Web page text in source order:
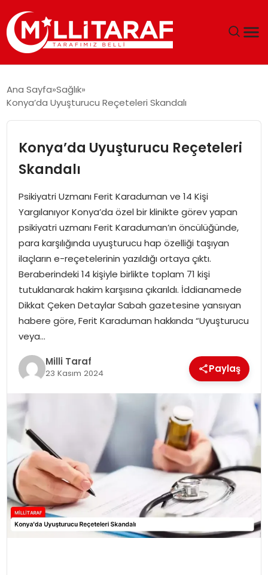
ÖZEL SAYFALAR
TEKNOLOJI
EKONOMI
SPOR
SIYASET
MAGAZIN
Ana Sayfa Sağlık
Konya’da Uyuşturucu Reçeteleri Skandalı
Konya’da Uyuşturucu Reçeteleri
Skandalı
Psikiyatri Uzmanı Ferit Karaduman ve 14 Kişi
Yargılanıyor Konya’da özel bir klinikte görev yapan
psikiyatri uzmanı Ferit Karaduman’ın öncülüğünde,
para karşılığında uyuşturucu hap özelliği taşıyan
ilaçların e-reçetelerinin yazıldığı ortaya çıktı.
Beraberindeki 14 kişiyle birlikte toplam 71 kişi
tutuklanarak hakim karşısına çıkarıldı. İddianamede
Dikkat Çeken Detaylar Sabah gazetesine yansıyan
habere göre, Ferit Karaduman hakkında “Uyuşturucu
veya…
Milli Taraf
23 Kasım 2024 Paylaş